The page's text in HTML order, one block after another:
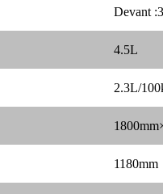
Devant
4.5L
2.3L/
1180mm